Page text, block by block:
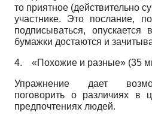
то приятное (действительно
участнике. Это послание,
подписываться,
бумажки достаются и
4. «Похожие и разные» (35
Упражнение дает
поговорить о различиях в
предпочтениях людей.